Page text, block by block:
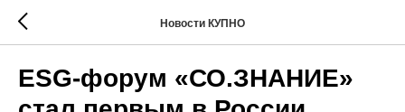
Новости КУПНО
ESG-форум «СО.ЗНАНИЕ»